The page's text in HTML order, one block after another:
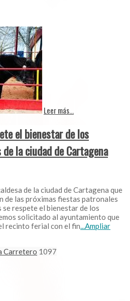
Leer más...
el bienestar de los
la ciudad de Cartagena
de la ciudad de Cartagena que
de las próximas fiestas patronales
respete el bienestar de los
solicitado al ayuntamiento que
recinto ferial con el fin...Ampliar
Carretero 1097